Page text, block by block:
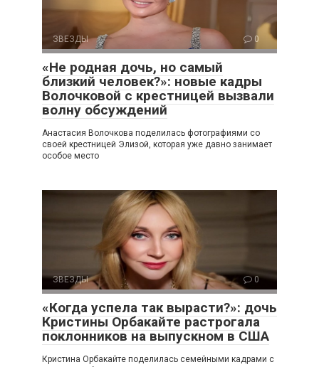
ЗВЕЗДЫ 0
«Не родная дочь, но самый
близкий человек?»: новые кадры
Волочковой с крестницей вызвали
волну обсуждений
Анастасия Волочкова поделилась фотографиями со
своей крестницей Элизой, которая уже давно занимает
особое место
ЗВЕЗДЫ 0
«Когда успела так вырасти?»: дочь
Кристины Орбакайте растрогала
поклонников на выпускном в США
Кристина Орбакайте поделилась семейными кадрами с